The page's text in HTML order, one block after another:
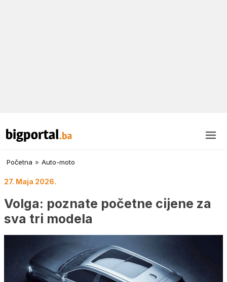
Početna » Auto-moto
27. Maja 2026.
Volga: poznate početne cijene za
sva tri modela